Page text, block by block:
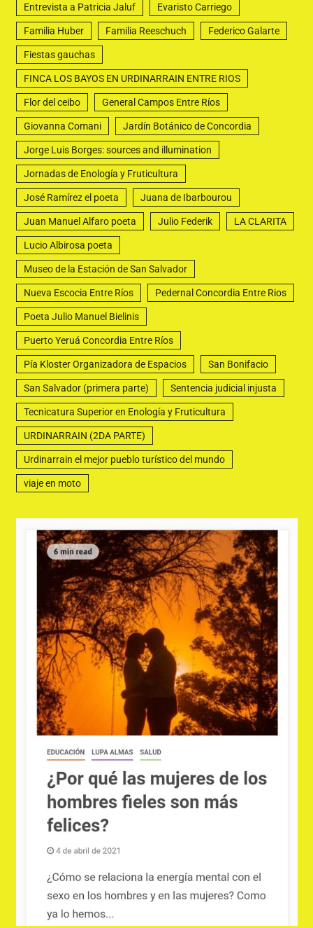
Entrevista a Patricia Jaluf Evaristo Carriego
Familia Huber Familia Reeschuch Federico Galarte
Fiestas gauchas
FINCA LOS BAYOS EN URDINARRAIN ENTRE RIOS
Flor del ceibo General Campos Entre Ríos
Giovanna Comani Jardín Botánico de Concordia
Jorge Luis Borges: sources and illumination
Jornadas de Enología y Fruticultura
José Ramírez el poeta Juana de Ibarbourou
Juan Manuel Alfaro poeta Julio Federik LA CLARITA
Lucio Albirosa poeta
Museo de la Estación de San Salvador
Nueva Escocia Entre Ríos Pedernal Concordia Entre Rios
Poeta Julio Manuel Bielinis
Puerto Yeruá Concordia Entre Ríos
Pía Kloster Organizadora de Espacios San Bonifacio
San Salvador (primera parte) Sentencia judicial injusta
Tecnicatura Superior en Enología y Fruticultura
URDINARRAIN (2DA PARTE)
Urdinarrain el mejor pueblo turístico del mundo
viaje en moto